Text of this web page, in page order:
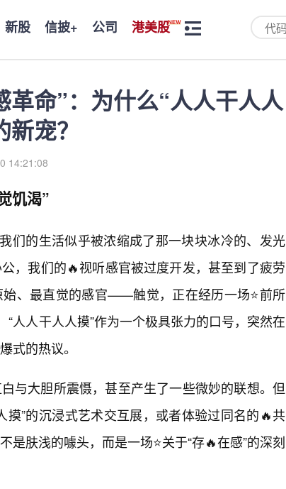
新股 信披+ 公司 港美股
革命”：为什么“人人干人人
宠？
14:21:08
饥渴”
们的生活似乎被浓缩成了那一块块冰冷的、发光
，我们的🔥视听感官被过度开发，甚至到了疲劳
、最直觉的感官——触觉，正在经历一场⭐前所
“人人干人人摸”作为一个极具张力的口号，突然在
式的热议。
与大胆所震慑，甚至产生了一些微妙的联想。但
摸”的沉浸式艺术交互展，或者体验过同名的🔥共
是肤浅的噱头，而是一场⭐关于“存🔥在感”的深刻